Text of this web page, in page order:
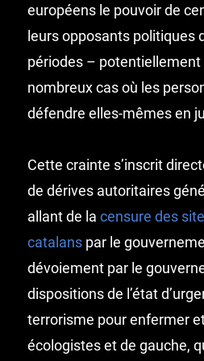
européens le pouvoir de
leurs opposants politiques
périodes – potentiellement
nombreux cas où les
défendre elles-mêmes en
Cette crainte s’inscrit
de dérives autoritaires
allant de la censure des
catalanspar le
dévoiement par le
dispositions de l’état
terrorisme pour enfermer
écologistes et de gauche,